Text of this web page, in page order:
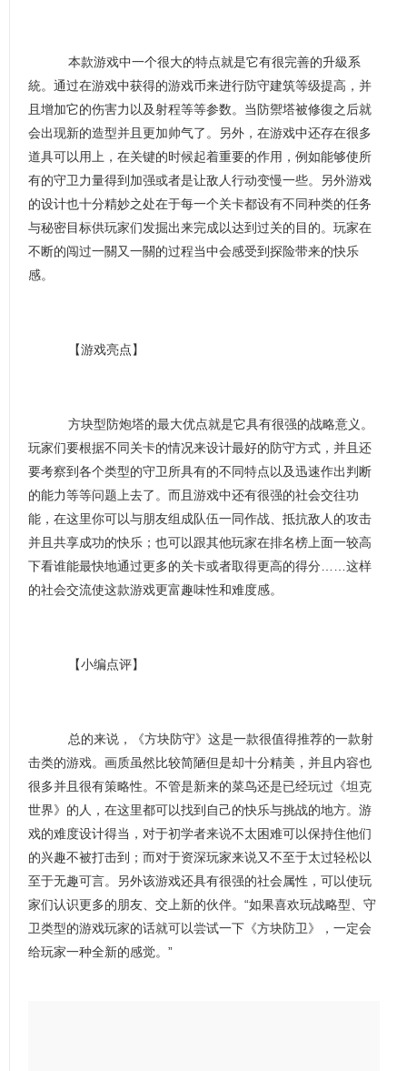
本款游戏中一个很大的特点就是它有很完善的升級系
統。通过在游戏中获得的游戏币来进行防守建筑等级提高，并
且增加它的伤害力以及射程等等参数。当防禦塔被修復之后就
会出现新的造型并且更加帅气了。另外，在游戏中还存在很多
道具可以用上，在关键的时候起着重要的作用，例如能够使所
有的守卫力量得到加强或者是让敌人行动变慢一些。另外游戏
的设计也十分精妙之处在于每一个关卡都设有不同种类的任务
与秘密目标供玩家们发掘出来完成以达到过关的目的。玩家在
不断的闯过一關又一關的过程当中会感受到探险带来的快乐
感。
【游戏亮点】
方块型防炮塔的最大优点就是它具有很强的战略意义。
玩家们要根据不同关卡的情况来设计最好的防守方式，并且还
要考察到各个类型的守卫所具有的不同特点以及迅速作出判断
的能力等等问题上去了。而且游戏中还有很强的社会交往功
能，在这里你可以与朋友组成队伍一同作战、抵抗敌人的攻击
并且共享成功的快乐；也可以跟其他玩家在排名榜上面一较高
下看谁能最快地通过更多的关卡或者取得更高的得分……这样
的社会交流使这款游戏更富趣味性和难度感。
【小编点评】
总的来说，《方块防守》这是一款很值得推荐的一款射
击类的游戏。画质虽然比较简陋但是却十分精美，并且内容也
很多并且很有策略性。不管是新来的菜鸟还是已经玩过《坦克
世界》的人，在这里都可以找到自己的快乐与挑战的地方。游
戏的难度设计得当，对于初学者来说不太困难可以保持住他们
的兴趣不被打击到；而对于资深玩家来说又不至于太过轻松以
至于无趣可言。另外该游戏还具有很强的社会属性，可以使玩
家们认识更多的朋友、交上新的伙伴。“如果喜欢玩战略型、守
卫类型的游戏玩家的话就可以尝试一下《方块防卫》，一定会
给玩家一种全新的感觉。”